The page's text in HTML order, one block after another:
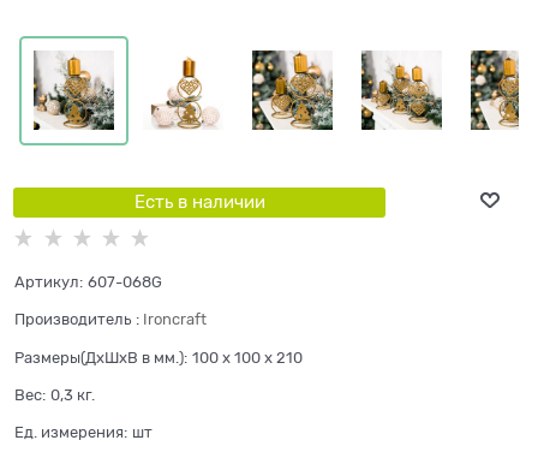
Есть в наличии
Артикул: 607-068G
Производитель : Ironcraft
Размеры(ДхШхВ в мм.): 100 x 100 x 210
Вес: 0,3 кг.
Ед. измерения: шт